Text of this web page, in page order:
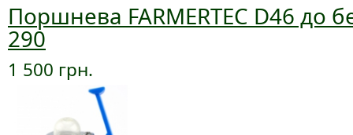
Поршнева FARMERTEC D46 до
290
1 500 грн.